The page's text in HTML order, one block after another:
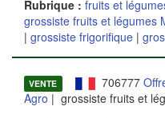
Rubrique : fruits et
grossiste fruits et légumes
| grossiste frigorifique |
VENTE 706777
Agro | grossiste fruits et